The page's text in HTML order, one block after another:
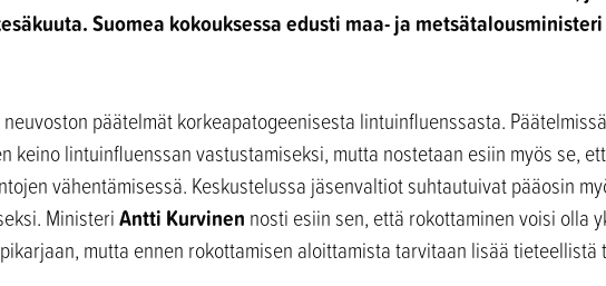
Suomea kokouksessa edusti maa- ja
päätelmät korkeapatogeenisesta lintuinfluenssasta.
keino lintuinfluenssan vastustamiseksi, mutta nostetaan esiin myös se,
vähentämisessä. Keskustelussa jäsenvaltiot suhtautuivat pääosin
MinisteriAntti Kurvinen nosti esiin sen, että rokottaminen voisi olla
mutta ennen rokottamisen aloittamista tarvitaan lisää tieteellistä